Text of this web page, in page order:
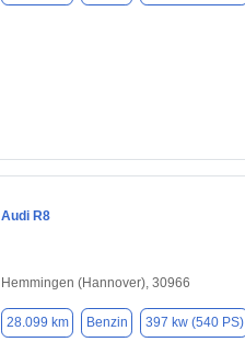
Audi R8
Hemmingen (Hannover), 30966
28.099 km Benzin 397 kw (540 PS)